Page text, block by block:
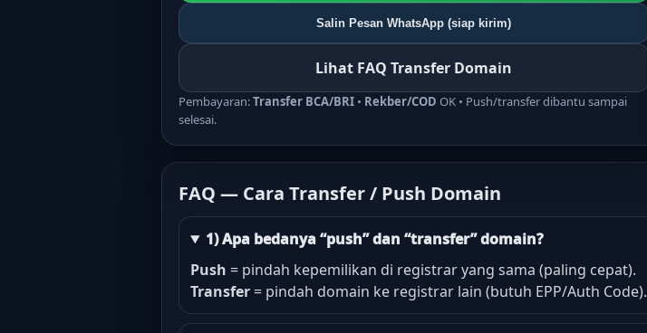
Salin Pesan WhatsApp (siap kirim)
Lihat FAQ Transfer Domain
Pembayaran:Transfer BCA/BRI • Rekber/COD OK • Push/transfer dibantu sampai
selesai.
FAQ — Cara Transfer / Push Domain
1) Apa bedanya “push” dan “transfer” domain?
Push = pindah kepemilikan di registrar yang sama (paling cepat).
Transfer = pindah domain ke registrar lain (butuh EPP/Auth Code).